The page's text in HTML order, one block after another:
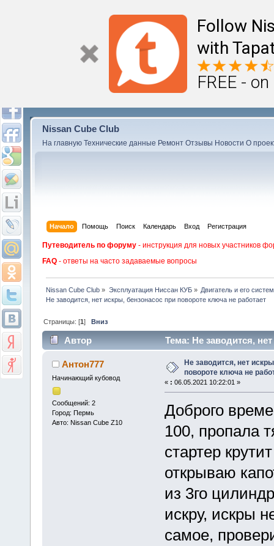
Follow
with
FREE -
Nissan Cube Club
На главную Технические данные Ремонт Отзывы Новости О
Начало Помощь Поиск Календарь Вход Регистрация
Путеводитель по форуму - инструкция для новых участников
FAQ - ответы на часто задаваемые вопросы
Nissan Cube Club » Эксплуатация Ниссан КУБ» Двигатель и его
Не заводится, нет искры, бензонасос при повороте ключа не работает
Страницы: [1]Вниз
Автор
Тема: Не заводится,
(Прочитано 9211 раз)
Антон777
Начинающий кубовод
Сообщений: 2
Город: Пермь
Авто: Nissan Cube Z10
Не заводится, нет
повороте ключа не
« : 06.05.2021 10:22:01 »
Доброго
100, пропала
стартер
открываю
из 3го
искру, искры
самое,